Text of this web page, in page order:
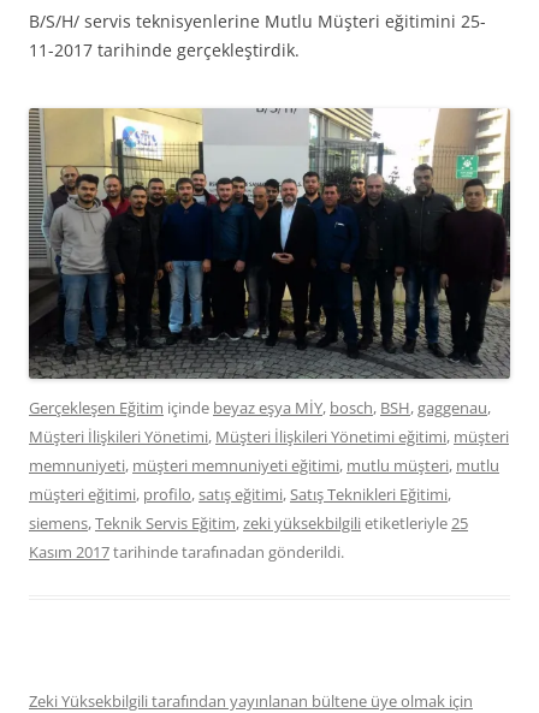
B/S/H/ servis teknisyenlerine Mutlu Müşteri eğitimini 25-
11-2017 tarihinde gerçekleştirdik.
Gerçekleşen Eğitim içinde beyaz eşya MİY, bosch, BSH,gaggenau,
Müşteri İlişkileri Yönetimi, Müşteri İlişkileri Yönetimi eğitimi, müşteri
memnuniyeti, müşteri memnuniyeti eğitimi, mutlu müşteri, mutlu
müşteri eğitimi, profilo,satış eğitimi,Satış Teknikleri Eğitimi,
siemens,Teknik Servis Eğitim,zeki yüksekbilgilietiketleriyle25
Kasım 2017tarihindetarafınadan gönderildi.
Zeki Yüksekbilgili tarafından yayınlanan bültene üye olmak için